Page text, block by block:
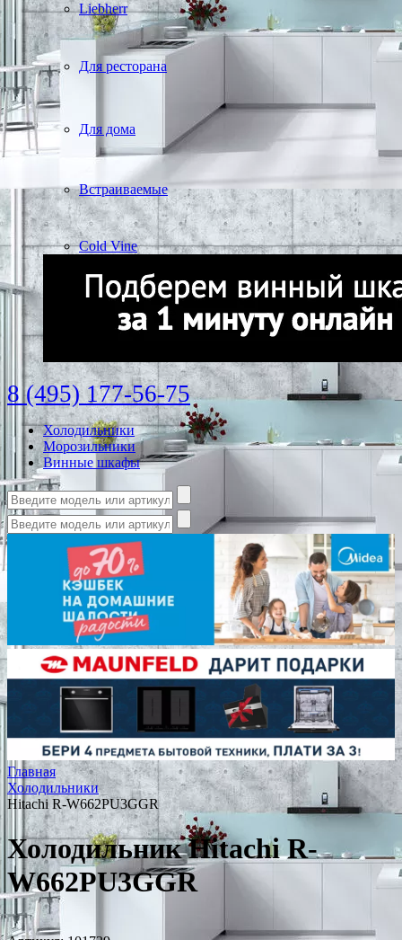
Liebherr
Для ресторана
Для дома
Встраиваемые
Cold Vine
8 (495) 177-56-75
Холодильники
Морозильники
Винные шкафы
Главная
Холодильники
Hitachi R-W662PU3GGR
Холодильник Hitachi R-
W662PU3GGR